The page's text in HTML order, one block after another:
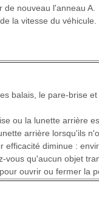
nouveau l'anneau A.
la vitesse du véhicule.
balais, le pare-brise
ou la lunette arrière
arrière lorsqu'ils
diminue :
qu'aucun objet
ouvrir ou fermer la